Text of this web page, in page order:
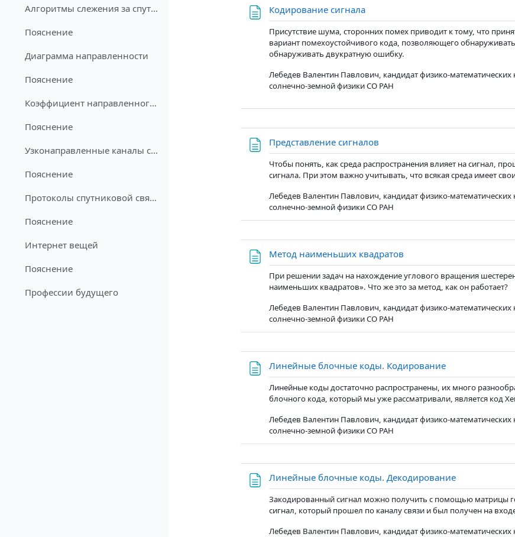
Алгоритмы слежения за спутником
Пояснение
Диаграмма направленности
Пояснение
Коэффициент направленного действия
Пояснение
Узконаправленные каналы связи
Пояснение
Протоколы спутниковой связи
Пояснение
Интернет вещей
Пояснение
Профессии будущего
Кодирование сигналаСтраница
Присутствие шума, сторонних помех приводит к тому, что
вариант помехоустойчивого кода, позволяющего
обнаруживать двукратную ошибку.
Лебедев Валентин Павлович, кандидат физико-математических
солнечно-земной физики СО РАН
Представление сигналовСтраница
Чтобы понять, как среда распространения влияет на сигнал,
сигнала. При этом важно учитывать, что всякая среда имеет
Лебедев Валентин Павлович, кандидат физико-математических
солнечно-земной физики СО РАН
Метод наименьших квадратовСтраница
При решении задач на нахождение углового вращения
наименьших квадратов». Что же это за метод, как он работает?
Лебедев Валентин Павлович, кандидат физико-математических
солнечно-земной физики СО РАН
Линейные блочные коды. КодированиеСтраница
Линейные коды достаточно распространены, их много
блочного кода, который мы уже рассматривали, является код
Лебедев Валентин Павлович, кандидат физико-математических
солнечно-земной физики СО РАН
Линейные блочные коды. ДекодированиеСтраница
Закодированный сигнал можно получить с помощью матрицы
сигнал, который прошел по каналу связи и был получен на
Лебедев Валентин Павлович, кандидат физико-математических